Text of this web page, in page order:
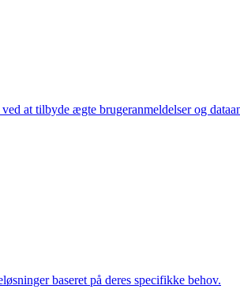
at tilbyde ægte brugeranmeldelser og
baseret på deres specifikke behov.